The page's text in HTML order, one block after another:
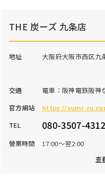
THE 炭ーズ 九条店
地址 大阪府大阪市西区九
交通
電車：阪神電鉄阪神
官方網站
https://sumi-
TEL
080-3507-4312
營業時間
17:00～翌2:00
查